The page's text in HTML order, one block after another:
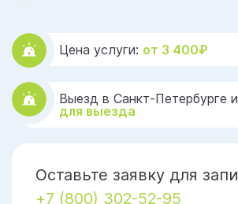
Цена услуги: от 3 400₽
Выезд в Санкт-Петербурге
для выезда
Оставьте заявку для
+7 (800) 302-52-95